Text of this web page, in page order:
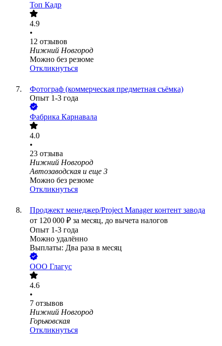
Топ Кадр
4.9
•
12 отзывов
Нижний Новгород
Можно без резюме
Откликнуться
Фотограф (коммерческая предметная съёмка)
Опыт 1-3 года
Фабрика Карнавала
4.0
•
23 отзыва
Нижний Новгород
Автозаводская и еще 3
Можно без резюме
Откликнуться
Проджект менеджер/Project Manager контент завода
от 120 000 ₽ за месяц, до вычета налогов
Опыт 1-3 года
Можно удалённо
Выплаты: Два раза в месяц
ООО Глагус
4.6
•
7 отзывов
Нижний Новгород
Горьковская
Откликнуться